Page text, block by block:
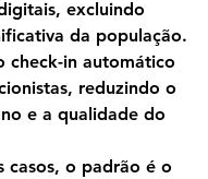
excluindo
da população.
check-in automático
reduzindo o
e a qualidade do
casos, o padrão é o